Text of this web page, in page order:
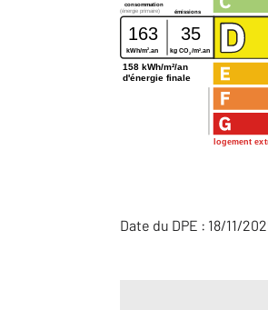
logement
consommation
émissions
(énergie primaire)
163 35
kWh/m2 .an kg CO2 /m2 .an
158 kWh/m²/an
d'énergie finale
Date du DPE : 18/11/